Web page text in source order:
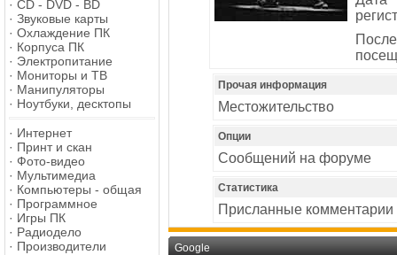
· CD - DVD - BD
· Звуковые карты
· Охлаждение ПК
· Корпуса ПК
· Электропитание
· Мониторы и ТВ
· Манипуляторы
· Ноутбуки, десктопы
· Интернет
· Принт и скан
· Фото-видео
· Мультимедиа
· Компьютеры - общая
· Программное
· Игры ПК
· Радиодело
· Производители
Прочая информация
Местожительство
Опции
Сообщений на форуме
Статистика
Присланные комментарии
Google